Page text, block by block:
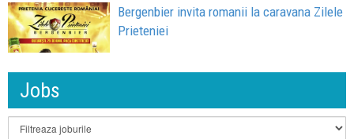
Bergenbier invita romanii la caravana Zilele
Prieteniei
Jobs